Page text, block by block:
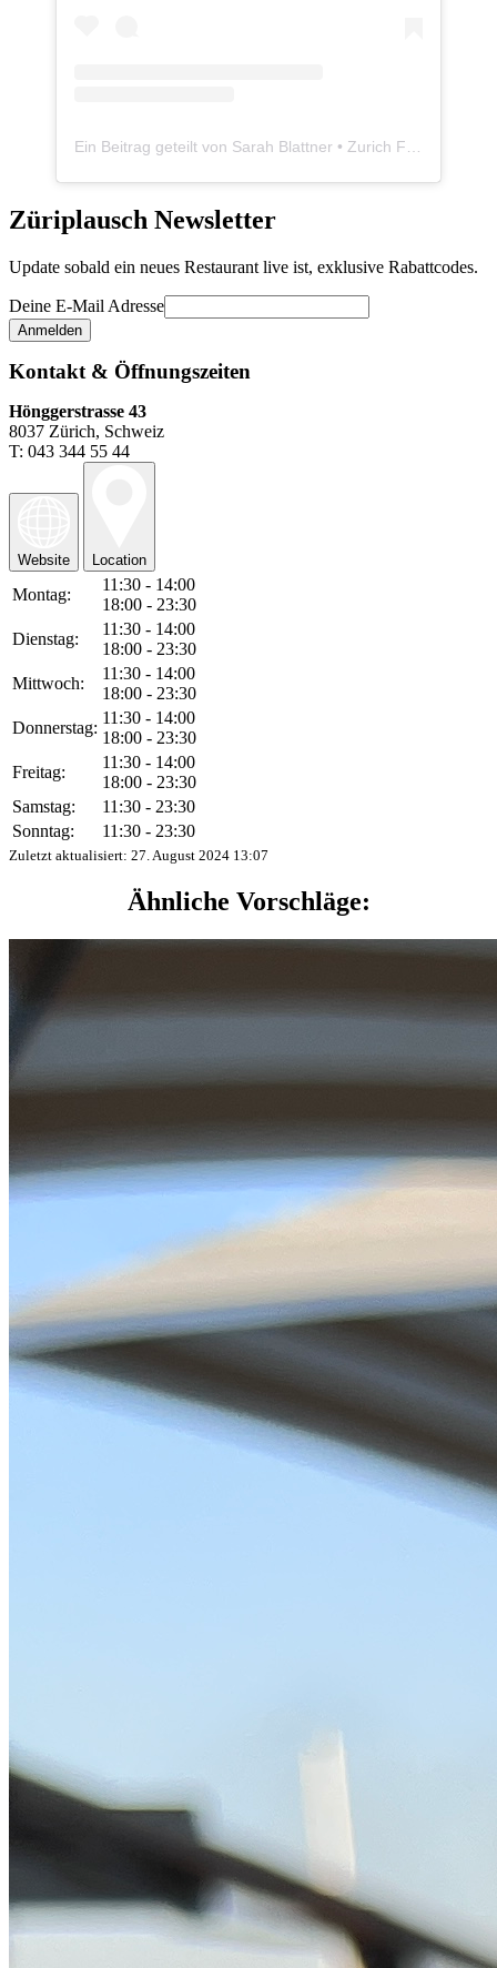
Ein Beitrag geteilt von Sarah Blattner • Zurich Food Blogger • Züriplausch.ch (@zueriplausch)
Züriplausch Newsletter
Update sobald ein neues Restaurant live ist, exklusive Rabattcodes.
Deine E-Mail Adresse
Kontakt & Öffnungszeiten
Hönggerstrasse 43
8037 Zürich, Schweiz
T: 043 344 55 44
Website Location
Montag:
11:30 - 14:00
18:00 - 23:30
Dienstag:
11:30 - 14:00
18:00 - 23:30
Mittwoch:
11:30 - 14:00
18:00 - 23:30
Donnerstag:
11:30 - 14:00
18:00 - 23:30
Freitag:
11:30 - 14:00
18:00 - 23:30
Samstag:
11:30 - 23:30
Sonntag:
11:30 - 23:30
Zuletzt aktualisiert: 27. August 2024 13:07
Ähnliche Vorschläge: